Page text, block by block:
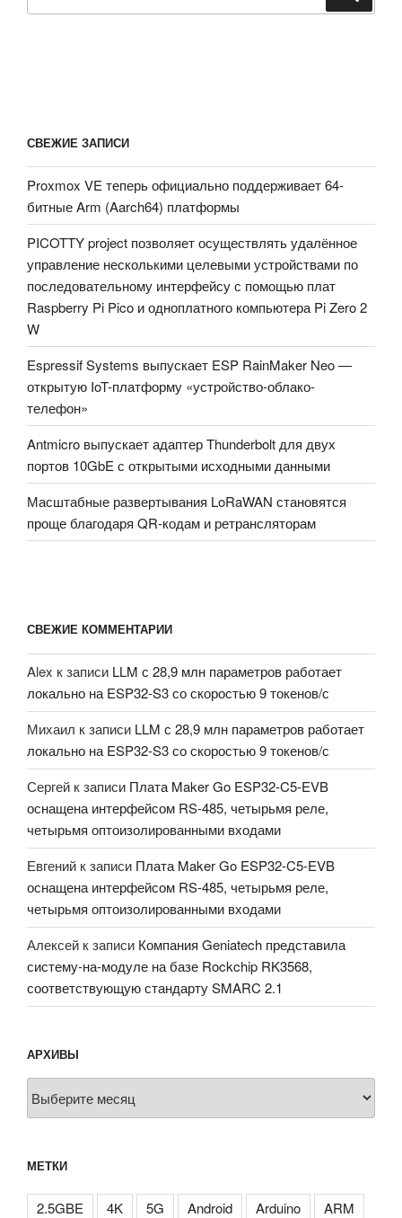
памяти
DDR5
и
до
160
линий
PCIe
Gen
СВЕЖИЕ ЗАПИСИ
Proxmox VE теперь официально поддерживает 64-
битные Arm (Aarch64) платформы
PICOTTY project позволяет осуществлять удалённое
управление несколькими целевыми устройствами по
последовательному интерфейсу с помощью плат
Raspberry Pi Pico и одноплатного компьютера Pi Zero 2
W
Espressif Systems выпускает ESP RainMaker Neo —
открытую IoT-платформу «устройство-облако-
телефон»
Antmicro выпускает адаптер Thunderbolt для двух
портов 10GbE с открытыми исходными данными
Масштабные развертывания LoRaWAN становятся
проще благодаря QR-кодам и ретрансляторам
СВЕЖИЕ КОММЕНТАРИИ
Alex к записи LLM с 28,9 млн параметров работает
локально на ESP32-S3 со скоростью 9 токенов/с
Михаил к записи LLM с 28,9 млн параметров работает
локально на ESP32-S3 со скоростью 9 токенов/с
Сергей к записи Плата Maker Go ESP32-C5-EVB
оснащена интерфейсом RS-485, четырьмя реле,
четырьмя оптоизолированными входами
Евгений к записи Плата Maker Go ESP32-C5-EVB
оснащена интерфейсом RS-485, четырьмя реле,
четырьмя оптоизолированными входами
Алексей к записи Компания Geniatech представила
систему-на-модуле на базе Rockchip RK3568,
соответствующую стандарту SMARC 2.1
АРХИВЫ
МЕТКИ
2.5GBE 4K 5G Android Arduino
ARM